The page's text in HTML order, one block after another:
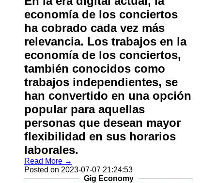
economía de los conciertos
ha cobrado cada vez más
relevancia. Los trabajos en la
economía de los conciertos,
también conocidos como
trabajos independientes, se
han convertido en una opción
popular para aquellas
personas que desean mayor
flexibilidad en sus horarios
laborales.
Read More →
Posted on 2023-07-07 21:24:53
Gig Economy